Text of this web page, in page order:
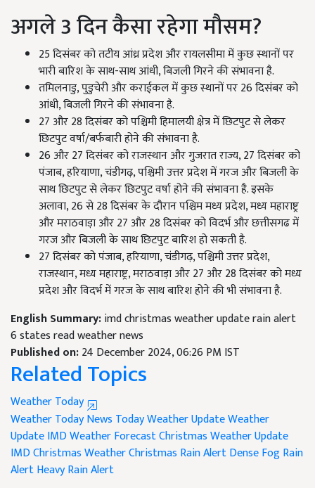
अगले 3 दिन कैसा रहेगा मौसम?
25 दिसंबर को तटीय आंध्र प्रदेश और रायलसीमा में कुछ स्थानों पर
भारी बारिश के साथ-साथ आंधी,बिजली गिरने की संभावना है.
तमिलनाडु,पुडुचेरी और कराईकल में कुछ स्थानों पर 26 दिसंबर को
आंधी,बिजली गिरने की संभावना है.
27 और 28 दिसंबर को पश्चिमी हिमालयी क्षेत्र में छिटपुट से लेकर
छिटपुट वर्षा/बर्फबारी होने की संभावना है.
26 और 27 दिसंबर को राजस्थान और गुजरात राज्य,27 दिसंबर को
पंजाब,हरियाणा,चंडीगढ़,पश्चिमी उत्तर प्रदेश में गरज और बिजली के
साथ छिटपुट से लेकर छिटपुट वर्षा होने की संभावना है. इसके
अलावा, 26 से 28 दिसंबर के दौरान पश्चिम मध्य प्रदेश,मध्य महाराष्ट्र
और मराठवाड़ा और 27 और 28 दिसंबर को विदर्भ और छत्तीसगढ में
गरज और बिजली के साथ छिटपुट बारिश हो सकती है.
27 दिसंबर को पंजाब,हरियाणा,चंडीगढ़,पश्चिमी उत्तर प्रदेश,
राजस्थान,मध्य महाराष्ट्र, मराठवाड़ा और 27 और 28 दिसंबर को मध्य
प्रदेश और विदर्भ में गरज के साथ बारिश होने की भी संभावना है.
English Summary:imd christmas weather update rain alert
6 states read weather news
Published on:24 December 2024, 06:26 PM IST
Related Topics
Weather Today
Weather Today News Today Weather UpdateWeather
UpdateIMD Weather ForecastChristmas Weather Update
IMD Christmas WeatherChristmas Rain AlertDense FogRain
AlertHeavy Rain Alert